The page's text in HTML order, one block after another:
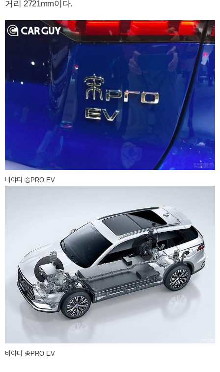
거리 2721mm이다.
비야디 송PRO EV
비야디 송PRO EV